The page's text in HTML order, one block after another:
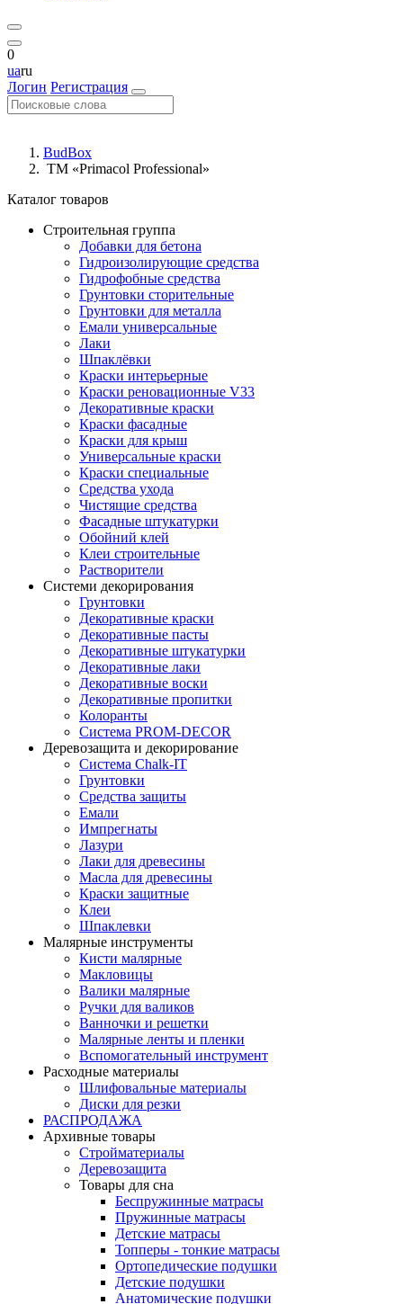
0
uaru
Логин Регистрация
BudBox
ТМ «Primacol Professional»
Каталог товаров
Строительная группа
Добавки для бетона
Гидроизолирующие средства
Гидрофобные средства
Грунтовки сторительные
Грунтовки для металла
Емали универсальные
Лаки
Шпаклёвки
Краски интерьерные
Краски реновационные V33
Декоративные краски
Краски фасадные
Краски для крыш
Универсальные краски
Краски специальные
Средства ухода
Чистящие средства
Фасадные штукатурки
Обойний клей
Клеи строительные
Растворители
Системи декорирования
Грунтовки
Декоративные краски
Декоративные пасты
Декоративные штукатурки
Декоративные лаки
Декоративные воски
Декоративные пропитки
Колоранты
Система PROM-DECOR
Деревозащита и декорирование
Система Chalk-IT
Грунтовки
Средства защиты
Емали
Импрегнаты
Лазури
Лаки для древесины
Масла для древесины
Краски защитные
Клеи
Шпаклевки
Малярные инструменты
Кисти малярные
Макловицы
Валики малярные
Ручки для валиков
Ванночки и решетки
Малярные ленты и пленки
Вспомогательный инструмент
Расходные материалы
Шлифовальные материалы
Диски для резки
РАСПРОДАЖА
Архивные товары
Стройматериалы
Деревозащита
Товары для сна
Беспружинные матрасы
Пружинные матрасы
Детские матрасы
Топперы - тонкие матрасы
Ортопедические подушки
Детские подушки
Анатомические подушки